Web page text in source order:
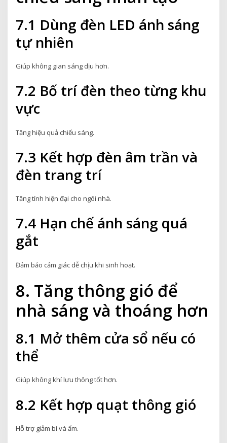
7.1 Dùng đèn LED ánh sáng
tự nhiên
Giúp không gian sáng dịu hơn.
7.2 Bố trí đèn theo từng khu
vực
Tăng hiệu quả chiếu sáng.
7.3 Kết hợp đèn âm trần và
đèn trang trí
Tăng tính hiện đại cho ngôi nhà.
7.4 Hạn chế ánh sáng quá
gắt
Đảm bảo cảm giác dễ chịu khi sinh hoạt.
8. Tăng thông gió để
nhà sáng và thoáng hơn
8.1 Mở thêm cửa sổ nếu có
thể
Giúp không khí lưu thông tốt hơn.
8.2 Kết hợp quạt thông gió
Hỗ trợ giảm bí và ẩm.